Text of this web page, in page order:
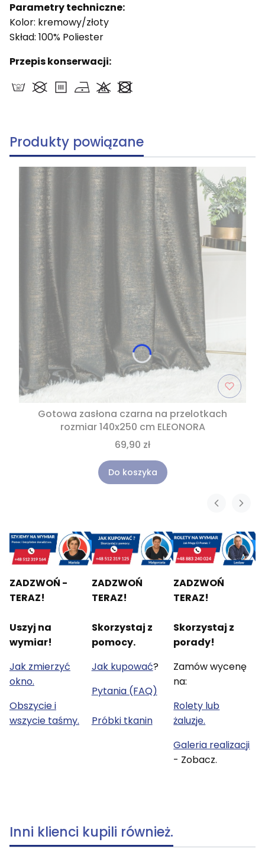
Parametry techniczne:
Kolor: kremowy/złoty
Skład: 100% Poliester
Przepis konserwacji:
Produkty powiązane
Gotowa zasłona czarna na przelotkach
rozmiar 140x250 cm ELEONORA
69,90 zł
Do koszyka
ZADZWOŃ -
TERAZ!
Uszyj na
wymiar!
Jak zmierzyć
okno.
Obszycie i
wszycie taśmy.
ZADZWOŃ
TERAZ!
Skorzystaj z
pomocy.
Jak kupować?
Pytania (FAQ)
Próbki tkanin
ZADZWOŃ
TERAZ!
Skorzystaj z
porady!
Zamów wycenę
na:
Rolety lub
żaluzje.
Galeria realizacji
- Zobacz.
Inni klienci kupili również.